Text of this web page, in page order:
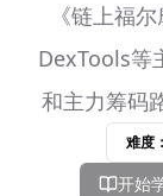
《链上福
DexTools等
和主力筹码
难度
开始